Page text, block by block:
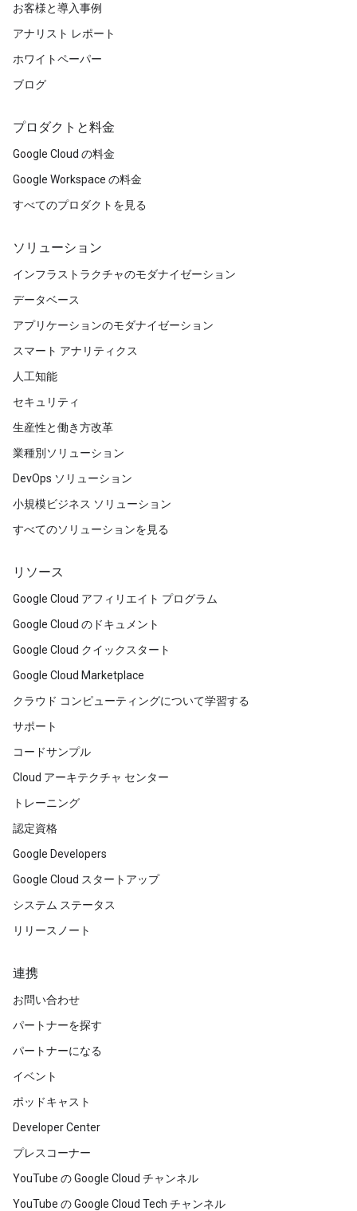
お客様と導入事例
アナリスト レポート
ホワイトペーパー
ブログ
プロダクトと料金
Google Cloud の料金
Google Workspace の料金
すべてのプロダクトを見る
ソリューション
インフラストラクチャのモダナイゼーション
データベース
アプリケーションのモダナイゼーション
スマート アナリティクス
人工知能
セキュリティ
生産性と働き方改革
業種別ソリューション
DevOps ソリューション
小規模ビジネス ソリューション
すべてのソリューションを見る
リソース
Google Cloud アフィリエイト プログラム
Google Cloud のドキュメント
Google Cloud クイックスタート
Google Cloud Marketplace
クラウド コンピューティングについて学習する
サポート
コードサンプル
Cloud アーキテクチャ センター
トレーニング
認定資格
Google Developers
Google Cloud スタートアップ
システム ステータス
リリースノート
連携
お問い合わせ
パートナーを探す
パートナーになる
イベント
ポッドキャスト
Developer Center
プレスコーナー
YouTube の Google Cloud チャンネル
YouTube の Google Cloud Tech チャンネル